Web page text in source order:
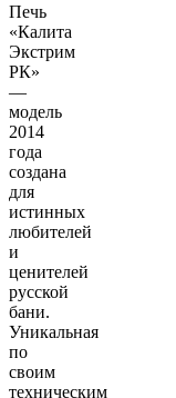
Печь
«Калита
Экстрим
РК»
—
модель
2014
года
создана
для
истинных
любителей
и
ценителей
русской
бани.
Уникальная
по
своим
техническим